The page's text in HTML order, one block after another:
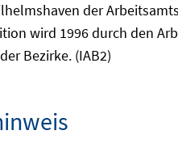
der
wird 1996 durch den
Bezirke. (IAB2)